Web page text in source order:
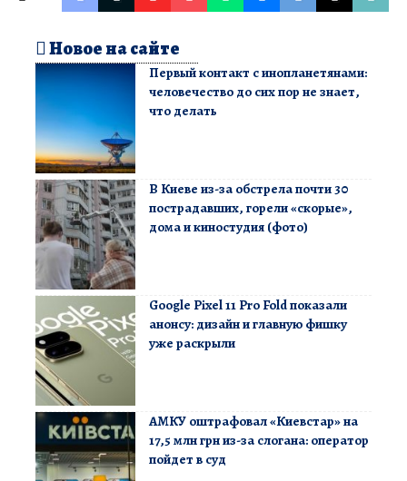
Новое на сайте
Первый контакт с инопланетянами:
человечество до сих пор не знает,
что делать
В Киеве из-за обстрела почти 30
пострадавших, горели «скорые»,
дома и киностудия (фото)
Google Pixel 11 Pro Fold показали
анонсу: дизайн и главную фишку
уже раскрыли
АМКУ оштрафовал «Киевстар» на
17,5 млн грн из-за слогана: оператор
пойдет в суд